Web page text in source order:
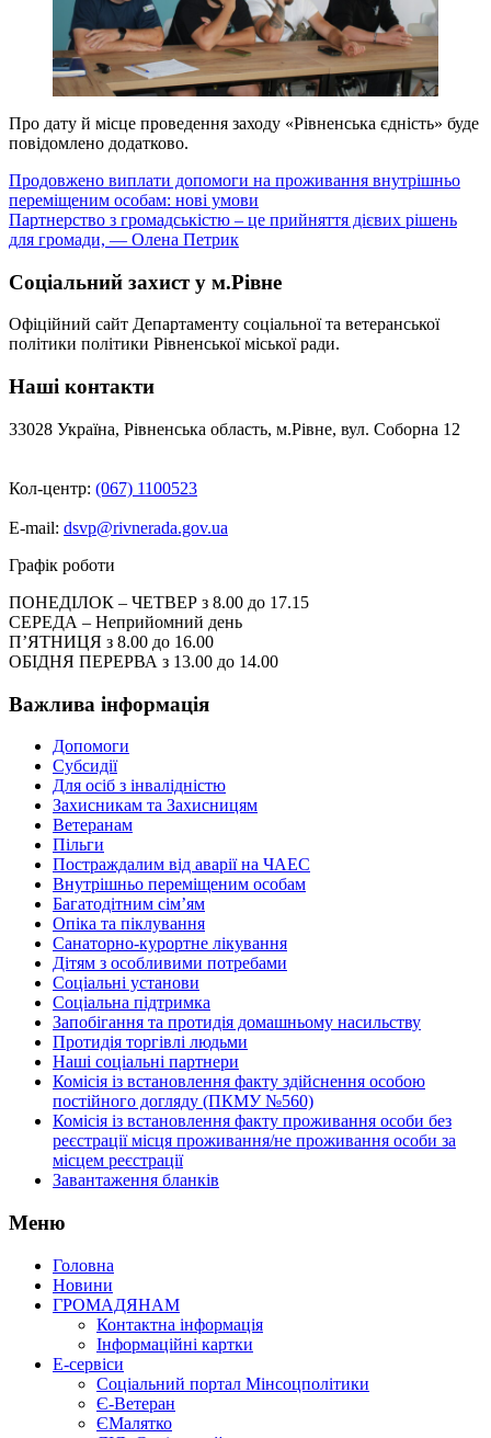
Про дату й місце проведення заходу «Рівненська єдність» буде
повідомлено додатково.
Навігація
записів
Продовжено виплати допомоги на проживання внутрішньо
переміщеним особам: нові умови
Партнерство з громадськістю – це прийняття дієвих рішень
для громади, — Олена Петрик
Соціальний захист у м.Рівне
Офіційний сайт Департаменту соціальної та ветеранської
політики політики Рівненської міської ради.
Наші контакти
33028 Україна, Рівненська область, м.Рівне, вул. Соборна 12
Кол-центр: (067) 1100523
E-mail: dsvp@rivnerada.gov.ua
Графік роботи
ПОНЕДІЛОК – ЧЕТВЕР з 8.00 до 17.15
СЕРЕДА – Неприйомний день
П’ЯТНИЦЯ з 8.00 до 16.00
ОБІДНЯ ПЕРЕРВА з 13.00 до 14.00
Важлива інформація
Допомоги
Субсидії
Для осіб з інвалідністю
Захисникам та Захисницям
Ветеранам
Пільги
Постраждалим від аварії на ЧАЕС
Внутрішньо переміщеним особам
Багатодітним сім’ям
Опіка та піклування
Санаторно-курортне лікування
Дітям з особливими потребами
Соціальні установи
Соціальна підтримка
Запобігання та протидія домашньому насильству
Протидія торгівлі людьми
Наші соціальні партнери
Комісія із встановлення факту здійснення особою
постійного догляду (ПКМУ №560)
Комісія із встановлення факту проживання особи без
реєстрації місця проживання/не проживання особи за
місцем реєстрації
Завантаження бланків
Меню
Головна
Новини
ГРОМАДЯНАМ
Контактна інформація
Інформаційні картки
Е-сервіси
Соціальний портал Мінсоцполітики
Є-Ветеран
ЄМалятко